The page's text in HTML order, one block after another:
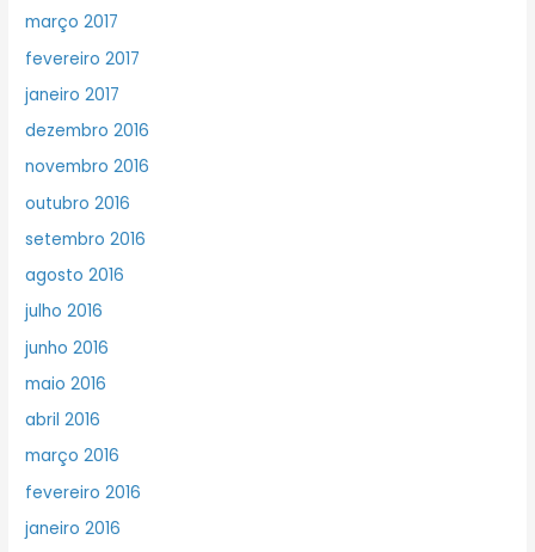
março 2017
fevereiro 2017
janeiro 2017
dezembro 2016
novembro 2016
outubro 2016
setembro 2016
agosto 2016
julho 2016
junho 2016
maio 2016
abril 2016
março 2016
fevereiro 2016
janeiro 2016